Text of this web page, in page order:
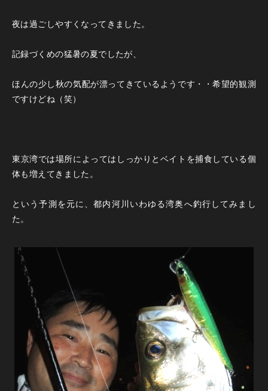
夜は過ごしやすくなってきました。
記録づくめの猛暑の夏でしたが、
ほんの少し秋の気配が漂ってきているようです・・希望的観測
ですけどね（笑）
東京湾では場所によってはしっかりとベイトを捕食している個
体も増えてきました。
という予測を元に、都内河川いわゆる湾奥へ釣行してみまし
た。